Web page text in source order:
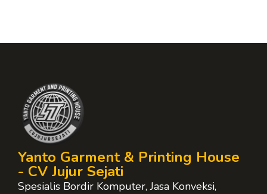
Yanto Garment & Printing House
- CV Jujur Sejati
Spesialis Bordir Komputer, Jasa Konveksi,